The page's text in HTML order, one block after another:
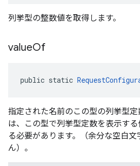
列挙型の整数値を取得します。
valueOf
public static
指定された名前のこの型の列挙型
は、この型で列挙型定数を表示す
る必要があります。（余分な空白
ん）。